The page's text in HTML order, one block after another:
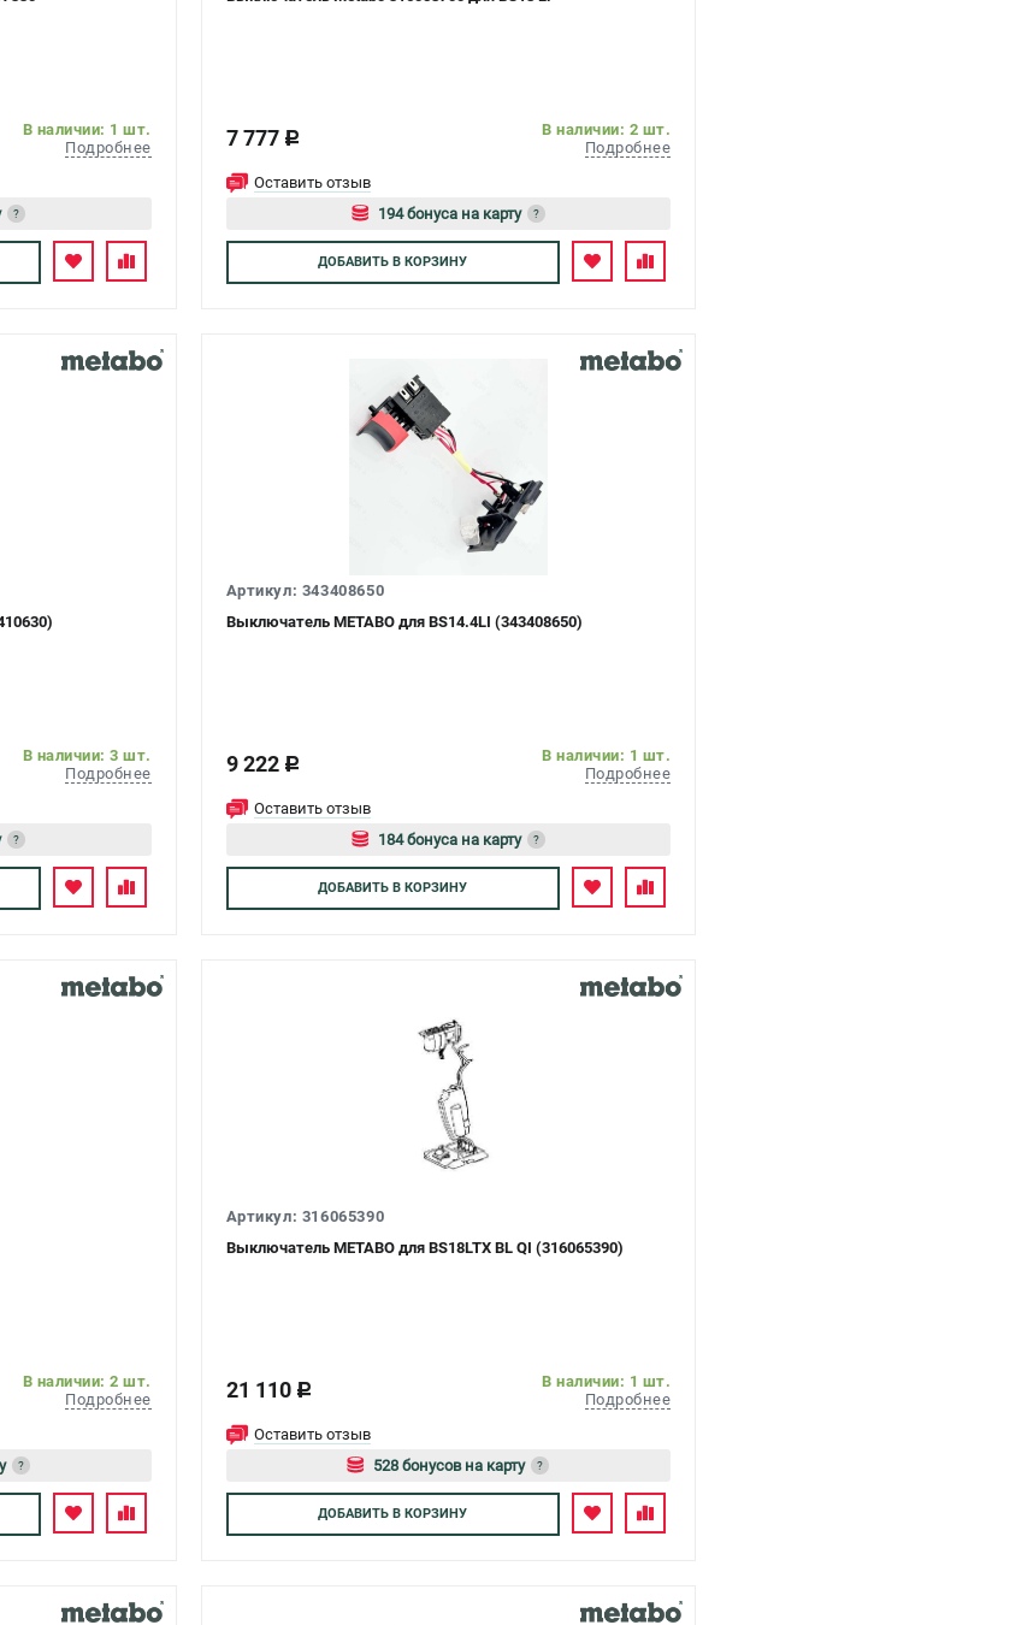
В наличии: 1 шт.
Подробнее
?
7 777 c
В наличии: 2 шт.
Подробнее
Оставить отзыв
194 бонуса на карту
?
Авторизуйтесь
ДОБАВИТЬ В КОРЗИНУ
В наличии: 3 шт.
Подробнее
?
Артикул: 343408650
Выключатель METABO для BS14.4LI (343408650)
9 222 c
В наличии: 1 шт.
Подробнее
Оставить отзыв
184 бонуса на карту
?
Авторизуйтесь
ДОБАВИТЬ В КОРЗИНУ
В наличии: 2 шт.
Подробнее
?
Артикул: 316065390
Выключатель METABO для BS18LTX BL QI (316065390)
21 110 c
В наличии: 1 шт.
Подробнее
Оставить отзыв
528 бонусов на карту
?
Авторизуйтесь
ДОБАВИТЬ В КОРЗИНУ